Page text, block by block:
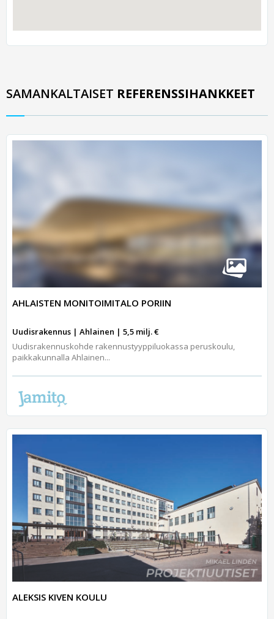
SAMANKALTAISET REFERENSSIHANKKEET
AHLAISTEN MONITOIMITALO PORIIN
Uudisrakennus | Ahlainen | 5,5 milj. €
Uudisrakennuskohde rakennustyyppiluokassa peruskoulu,
paikkakunnalla Ahlainen...
ALEKSIS KIVEN KOULU